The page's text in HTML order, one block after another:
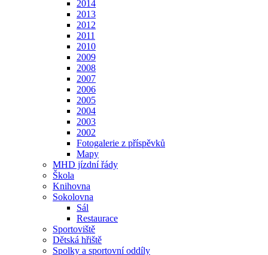
2014
2013
2012
2011
2010
2009
2008
2007
2006
2005
2004
2003
2002
Fotogalerie z příspěvků
Mapy
MHD jízdní řády
Škola
Knihovna
Sokolovna
Sál
Restaurace
Sportoviště
Dětská hřiště
Spolky a sportovní oddíly